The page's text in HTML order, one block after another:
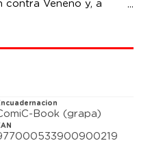
contra Veneno y, a
Abismo, la criatura
Reilly. ¿Cuál es el plan
ayudando El Protector
Book (grapa)